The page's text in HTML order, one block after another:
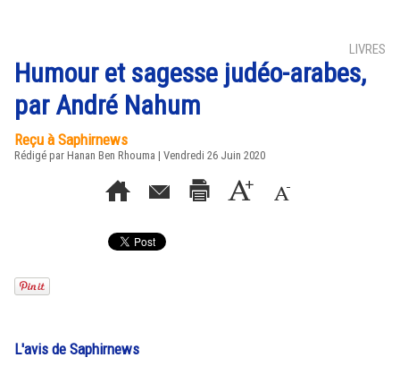
LIVRES
Humour et sagesse judéo-arabes,
par André Nahum
Reçu à Saphirnews
Rédigé par Hanan Ben Rhouma | Vendredi 26 Juin 2020
L'avis de Saphirnews